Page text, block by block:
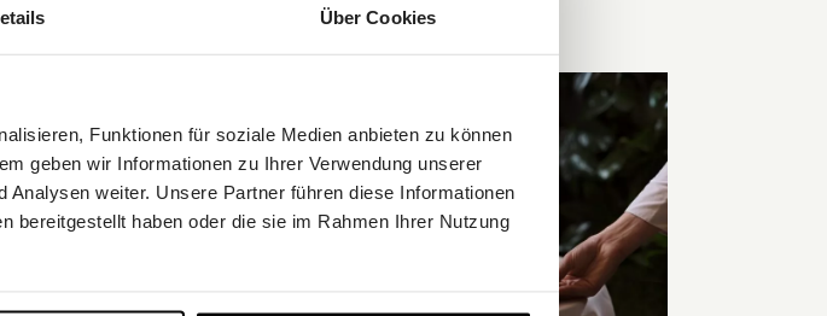
Über Cookies
Funktionen für soziale Medien anbieten zu können
geben wir Informationen zu Ihrer Verwendung unserer
weiter. Unsere Partner führen diese Informationen
bereitgestellt haben oder die sie im Rahmen Ihrer Nutzung